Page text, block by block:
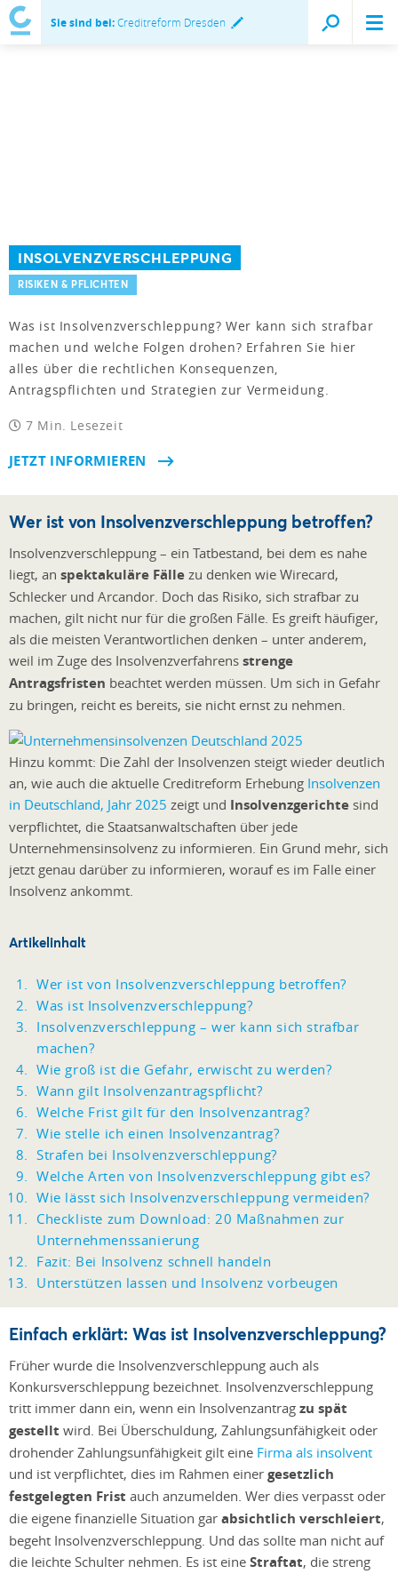
Sie sind bei:Creditreform Dresden
INSOLVENZVERSCHLEPPUNG
RISIKEN & PFLICHTEN
Was ist Insolvenzverschleppung? Wer kann sich strafbar
machen und welche Folgen drohen? Erfahren Sie hier
alles über die rechtlichen Konsequenzen,
Antragspflichten und Strategien zur Vermeidung.
7 Min. Lesezeit
JETZT INFORMIEREN
Wer ist von Insolvenzverschleppung betroffen?
Insolvenzverschleppung – ein Tatbestand, bei dem es nahe
liegt, an spektakuläre Fälle zu denken wie Wirecard,
Schlecker und Arcandor. Doch das Risiko, sich strafbar zu
machen, gilt nicht nur für die großen Fälle. Es greift häufiger,
als die meisten Verantwortlichen denken – unter anderem,
weil im Zuge des Insolvenzverfahrens strenge
Antragsfristen beachtet werden müssen. Um sich in Gefahr
zu bringen, reicht es bereits, sie nicht ernst zu nehmen.
Hinzu kommt: Die Zahl der Insolvenzen steigt wieder deutlich
an, wie auch die aktuelle Creditreform Erhebung Insolvenzen
in Deutschland, Jahr 2025 zeigt und Insolvenzgerichte sind
verpflichtet, die Staatsanwaltschaften über jede
Unternehmensinsolvenz zu informieren. Ein Grund mehr, sich
jetzt genau darüber zu informieren, worauf es im Falle einer
Insolvenz ankommt.
Artikelinhalt
Wer ist von Insolvenzverschleppung betroffen?
Was ist Insolvenzverschleppung?
Insolvenzverschleppung – wer kann sich strafbar
machen?
Wie groß ist die Gefahr, erwischt zu werden?
Wann gilt Insolvenzantragspflicht?
Welche Frist gilt für den Insolvenzantrag?
Wie stelle ich einen Insolvenzantrag?
Strafen bei Insolvenzverschleppung?
Welche Arten von Insolvenzverschleppung gibt es?
Wie lässt sich Insolvenzverschleppung vermeiden?
Checkliste zum Download: 20 Maßnahmen zur
Unternehmenssanierung
Fazit: Bei Insolvenz schnell handeln
Unterstützen lassen und Insolvenz vorbeugen
Einfach erklärt: Was ist Insolvenzverschleppung?
Früher wurde die Insolvenzverschleppung auch als
Konkursverschleppung bezeichnet. Insolvenzverschleppung
tritt immer dann ein, wenn ein Insolvenzantrag zu spät
gestellt wird. Bei Überschuldung, Zahlungsunfähigkeit oder
drohender Zahlungsunfähigkeit gilt eine Firma als insolvent
und ist verpflichtet, dies im Rahmen einer gesetzlich
festgelegten Frist auch anzumelden. Wer dies verpasst oder
die eigene finanzielle Situation gar absichtlich verschleiert,
begeht Insolvenzverschleppung. Und das sollte man nicht auf
die leichte Schulter nehmen. Es ist eine Straftat, die streng